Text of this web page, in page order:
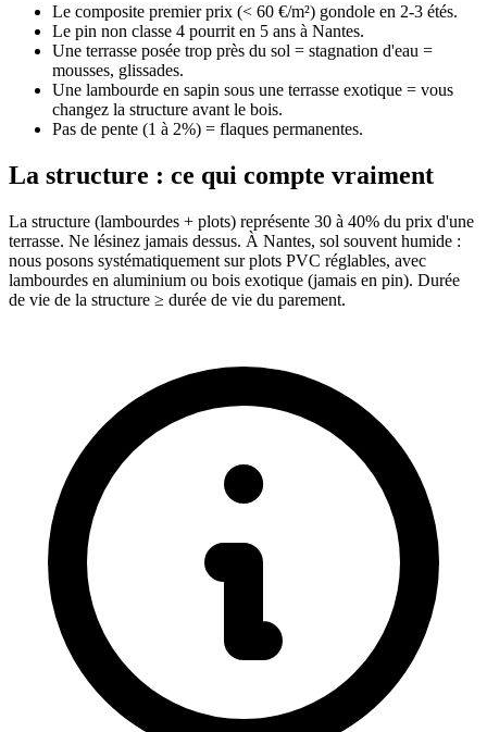
Le composite premier prix (< 60 €/m²) gondole en 2-3 étés.
Le pin non classe 4 pourrit en 5 ans à Nantes.
Une terrasse posée trop près du sol = stagnation d'eau =
mousses, glissades.
Une lambourde en sapin sous une terrasse exotique = vous
changez la structure avant le bois.
Pas de pente (1 à 2%) = flaques permanentes.
La structure : ce qui compte vraiment
La structure (lambourdes + plots) représente 30 à 40% du prix d'une
terrasse. Ne lésinez jamais dessus. À Nantes, sol souvent humide :
nous posons systématiquement sur plots PVC réglables, avec
lambourdes en aluminium ou bois exotique (jamais en pin). Durée
de vie de la structure ≥ durée de vie du parement.